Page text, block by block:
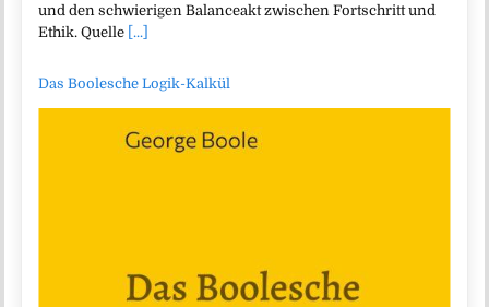
und den schwierigen Balanceakt zwischen Fortschritt und
Ethik. Quelle [...]
Das Boolesche Logik-Kalkül